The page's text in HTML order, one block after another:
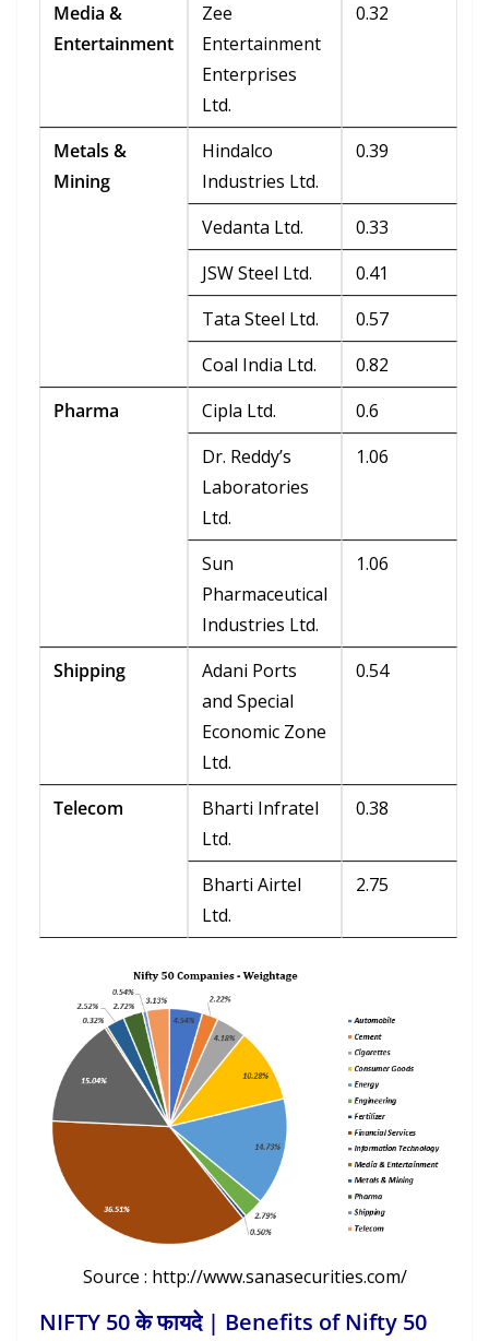
Media &
Entertainment
Zee
Entertainment
Enterprises
Ltd.
0.32
Metals &
Mining
Hindalco
Industries Ltd.
0.39
Vedanta Ltd.
0.33
JSW Steel Ltd.
0.41
Tata Steel Ltd.
0.57
Coal India Ltd.
0.82
Pharma
Cipla Ltd.
0.6
Dr. Reddy’s
Laboratories
Ltd.
1.06
Sun
Pharmaceutical
Industries Ltd.
1.06
Shipping
Adani Ports
and Special
Economic Zone
Ltd.
0.54
Telecom
Bharti Infratel
Ltd.
0.38
Bharti Airtel
Ltd.
2.75
Source : http://www.sanasecurities.com/
NIFTY 50 के फायदे | Benefits of Nifty 50